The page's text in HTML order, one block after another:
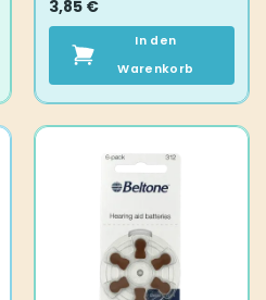
3,85 €
In den
Warenkorb